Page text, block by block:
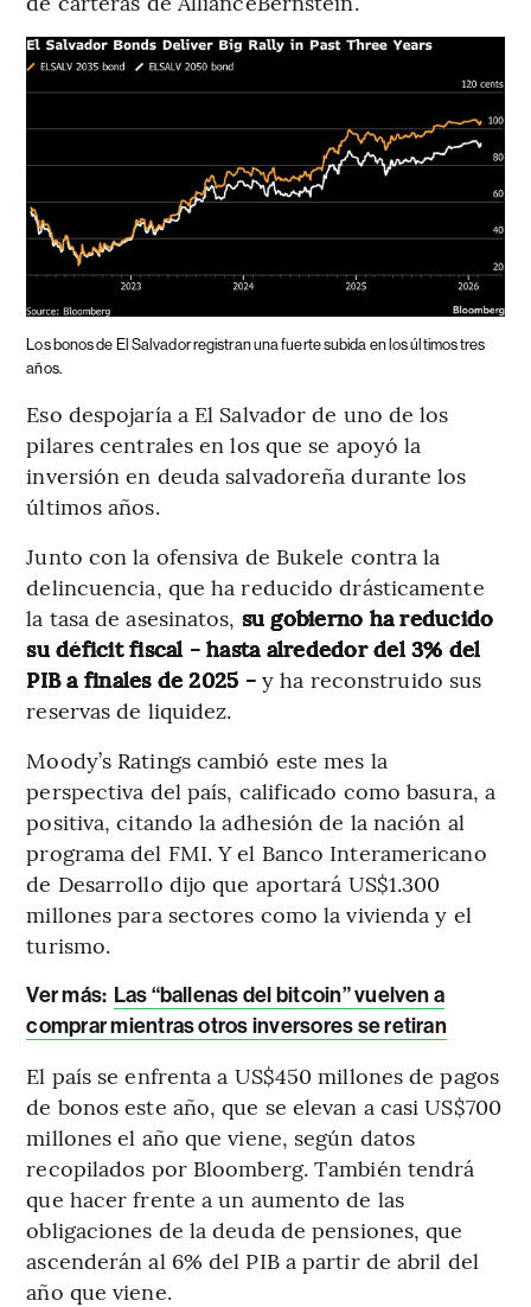
Los bonos de El Salvador registran una fuerte subida en los últimos tres
años.
Eso despojaría a El Salvador de uno de los
pilares centrales en los que se apoyó la
inversión en deuda salvadoreña durante los
últimos años.
Junto con la ofensiva de Bukele contra la
delincuencia, que ha reducido drásticamente
la tasa de asesinatos, su gobierno ha reducido
su déficit fiscal - hasta alrededor del 3% del
PIB a finales de 2025 -y ha reconstruido sus
reservas de liquidez.
Moody’s Ratings cambió este mes la
perspectiva del país, calificado como basura, a
positiva, citando la adhesión de la nación al
programa del FMI. Y el Banco Interamericano
de Desarrollo dijo que aportará US$1.300
millones para sectores como la vivienda y el
turismo.
Ver más: Las “ballenas del bitcoin” vuelven a
comprar mientras otros inversores se retiran
El país se enfrenta a US$450 millones de pagos
de bonos este año, que se elevan a casi US$700
millones el año que viene, según datos
recopilados por Bloomberg. También tendrá
que hacer frente a un aumento de las
obligaciones de la deuda de pensiones, que
ascenderán al 6% del PIB a partir de abril del
año que viene.